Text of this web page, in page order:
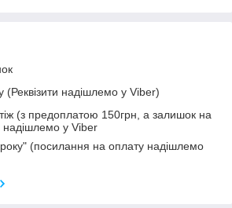
(Реквізити надішлемо у Viber)
(з предоплатою 150грн, а залишок на
надішлемо у Viber
(посилання на оплату надішлемо